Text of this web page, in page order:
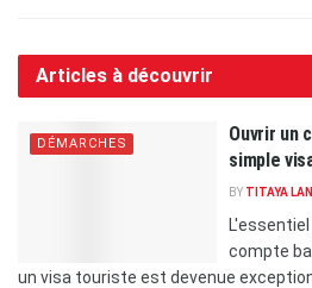
Articles à découvrir
DÉMARCHES
Ouvrir un
simple
BY TITAYA
compte
un visa touriste est devenue